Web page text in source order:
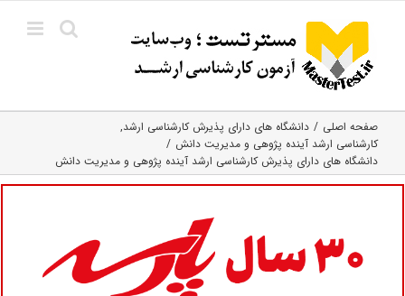
content
صفحه اصلی
دانشگاه های دارای پذیرش کارشناسی ارشد
کارشناسی ارشد آینده‌ پژوهی و مدیریت دانش
دانشگاه های دارای پذیرش کارشناسی ارشد آینده پژوهی و مدیریت دانش